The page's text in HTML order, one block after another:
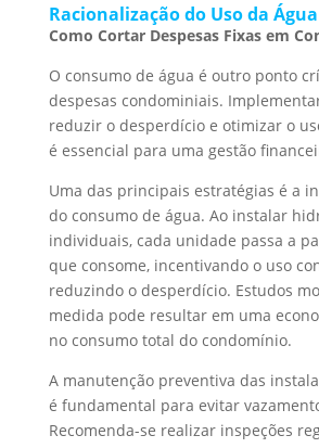
Racionalização do Uso da Água
Como Cortar Despesas Fixas em
O consumo de água é outro ponto
despesas condominiais.
reduzir o desperdício e otimizar o
é essencial para uma gestão
Uma das principais estratégias é a
do consumo de água. Ao instalar
individuais, cada unidade passa a
que consome, incentivando o uso
reduzindo o desperdício. Estudos
medida pode resultar em uma
no consumo total do condomínio.
A manutenção preventiva das
é fundamental para evitar
Recomenda-se realizar inspeções